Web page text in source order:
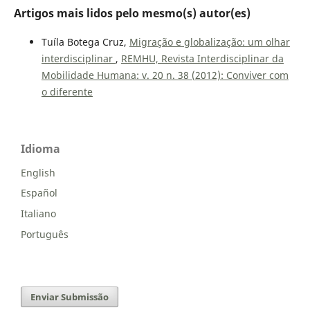
Artigos mais lidos pelo mesmo(s) autor(es)
Tuíla Botega Cruz, Migração e globalização: um olhar
interdisciplinar , REMHU, Revista Interdisciplinar da
Mobilidade Humana: v. 20 n. 38 (2012): Conviver com
o diferente
Idioma
English
Español
Italiano
Português
Enviar Submissão